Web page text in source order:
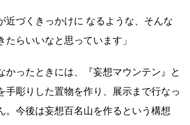
近づくきっかけに なるような、そんな
たらいいなと思っています」
かったときには、『妄想マウンテン』と
手彫りした置物を作り、展示まで行なっ
。今後は妄想百名山を作るという構想